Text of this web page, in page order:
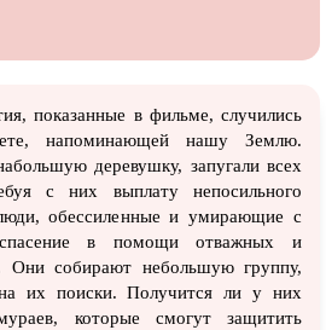
показанные в фильме, случились
напоминающей нашу Землю.
деревушку, запугали всех
с них выплату непосильного
обессиленные и умирающие с
в помощи отважных и
Они собирают небольшую группу,
на их поиски. Получится ли у них
которые смогут защитить